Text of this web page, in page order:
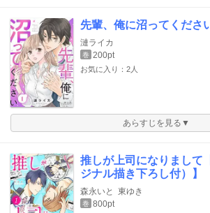
先輩、俺に沼ってくださ
漣ライカ
巻 200pt
お気に入り：2人
あらすじを見る▼
推しが上司になりまして
ジナル描き下ろし付）】
森永いと 東ゆき
巻 800pt